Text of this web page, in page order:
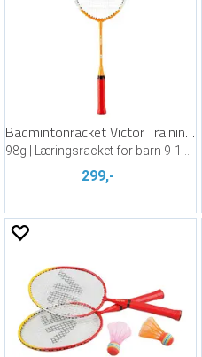
Badmintonracket Victor Training 58 cm
299,-